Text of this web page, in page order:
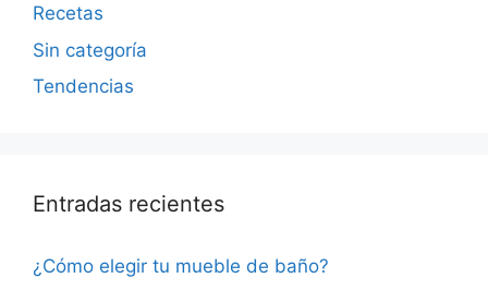
Recetas
Sin categoría
Tendencias
Entradas recientes
¿Cómo elegir tu mueble de baño?